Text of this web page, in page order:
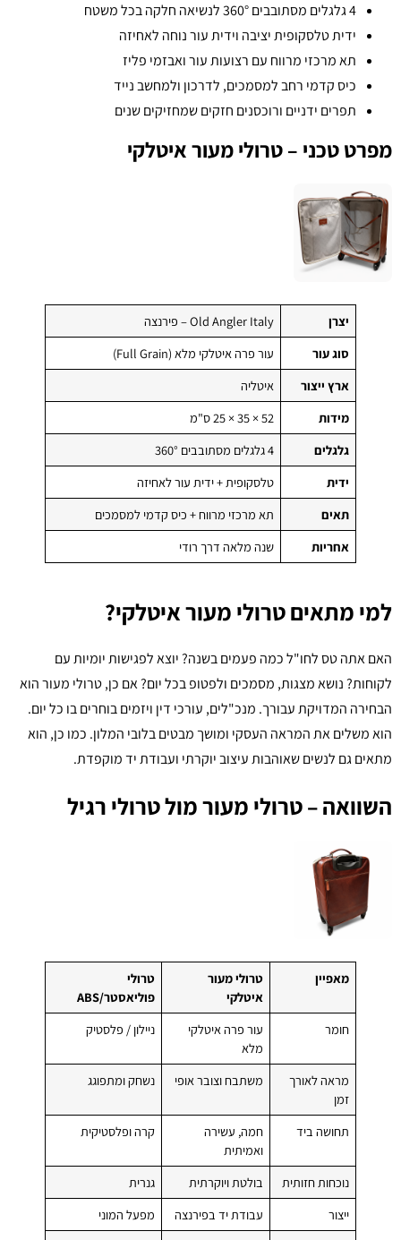
4 גלגלים מסתובבים 360° לנשיאה חלקה בכל משטח
ידית טלסקופית יציבה וידית עור נוחה לאחיזה
תא מרכזי מרווח עם רצועות עור ואבזמי פליז
כיס קדמי רחב למסמכים, לדרכון ולמחשב נייד
תפרים ידניים ורוכסנים חזקים שמחזיקים שנים
מפרט טכני – טרולי מעור איטלקי
יצרן
Old Angler Italy – פירנצה
סוג עור
עור פרה איטלקי מלא (Full Grain)
ארץ ייצור
איטליה
מידות
52 × 35 × 25 ס"מ
גלגלים
4 גלגלים מסתובבים 360°
ידית
טלסקופית + ידית עור לאחיזה
תאים
תא מרכזי מרווח + כיס קדמי למסמכים
אחריות
שנה מלאה דרך רודי
למי מתאים טרולי מעור איטלקי?
האם אתה טס לחו"ל כמה פעמים בשנה? יוצא לפגישות יומיות עם
לקוחות? נושא מצגות, מסמכים ולפטופ בכל יום? אם כן, טרולי מעור הוא
הבחירה המדויקת עבורך. מנכ"לים, עורכי דין ויזמים בוחרים בו כל יום.
הוא משלים את המראה העסקי ומושך מבטים בלובי המלון. כמו כן, הוא
מתאים גם לנשים שאוהבות עיצוב יוקרתי ועבודת יד מוקפדת.
השוואה – טרולי מעור מול טרולי רגיל
מאפיין
טרולי מעור
איטלקי
טרולי
פוליאסטר/ABS
חומר
עור פרה איטלקי
מלא
ניילון / פלסטיק
מראה לאורך
זמן
משתבח וצובר אופי נשחק ומתפוגג
תחושה ביד
חמה, עשירה
ואמיתית
קרה ופלסטיקית
נוכחות חזותית בולטת ויוקרתית
גנרית
ייצור
עבודת יד בפירנצה
מפעל המוני